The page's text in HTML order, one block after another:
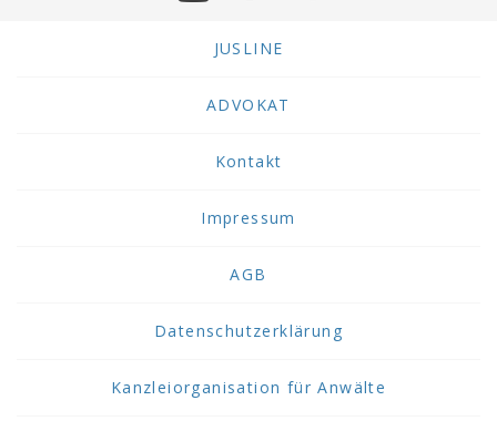
JUSLINE
ADVOKAT
Kontakt
Impressum
AGB
Datenschutzerklärung
Kanzleiorganisation für Anwälte